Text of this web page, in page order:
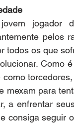
jogador
pelos
todos os que
Como
mexam para
a enfrentar
consiga seguir